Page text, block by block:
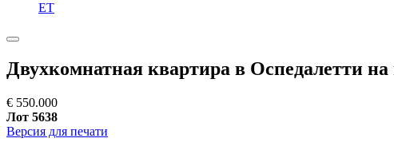
ET
Двухкомнатная квартира в Оспедалетти
€ 550.000
Лот 5638
Версия для печати